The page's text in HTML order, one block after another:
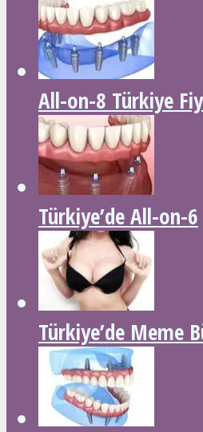
All-on-8 Türkiye
Türkiye’de All-on-6
Türkiye’de Meme